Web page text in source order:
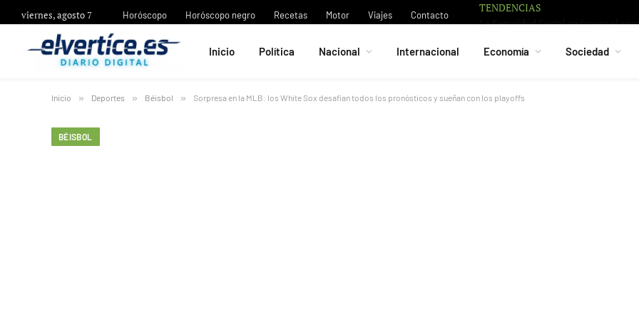
viernes, agosto 7 Horóscopo Horóscopo negro Recetas Motor Viajes Contacto
TENDENCIAS
Inicio Política Nacional Internacional Economía Sociedad
Inicio » Deportes » Béisbol » Sorpresa en la MLB: los White Sox desafían todos los pronósticos y sueñan con los playoffs
BÉISBOL